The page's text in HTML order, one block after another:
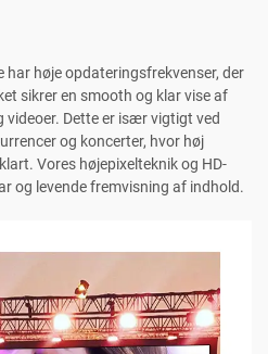
høje opdateringsfrekvenser, der
sikrer en smooth og klar vise af
videoer. Dette er især vigtigt ved
og koncerter, hvor høj
Vores højepixelteknik og HD-
og levende fremvisning af indhold.